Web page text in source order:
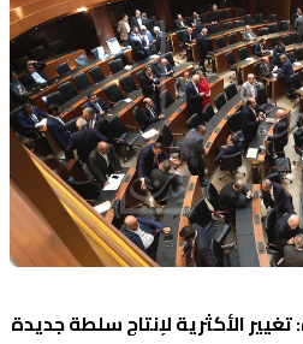
تغيير الأكثرية لإنتاج سلطة جديدة